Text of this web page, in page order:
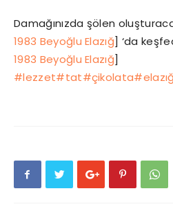
Damağınızda şölen
1983 Beyoğlu Elazığ] ‘da
1983 Beyoğlu Elazığ]
#lezzet#tat#çikolata#elazığ